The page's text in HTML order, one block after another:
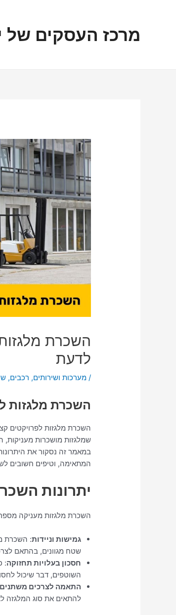
מרכז העסקים של
השכרת
לדעת
/מערכות ושירותים, רכבים,
השכרת מלגזות
השכרת מלגזות לפרויקטים
שמלגזות מושכרות
במאמר זה נסקור את
המתאימה, וטיפים חשובים
יתרונות
השכרת מלגזות מעניקה מספר
גמישות וניידות: השכרת
שטח מגוונים, בהתאם
חסכון בעלויות תחזוקה:
השוטפים, דבר שיכול
התאמה לצרכים משתנים
להתאים את סוג המלגזה